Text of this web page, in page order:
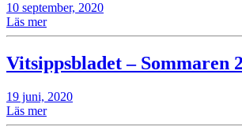
10 september, 2020
Läs mer
Vitsippsbladet – Sommaren
19 juni, 2020
Läs mer